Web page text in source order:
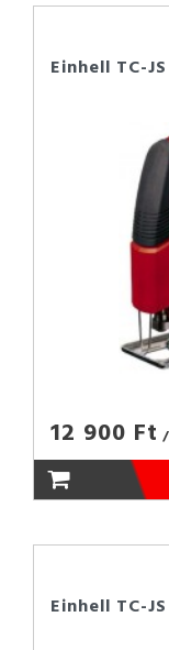
Einhell TC-
12 900 Ft
Einhell TC-